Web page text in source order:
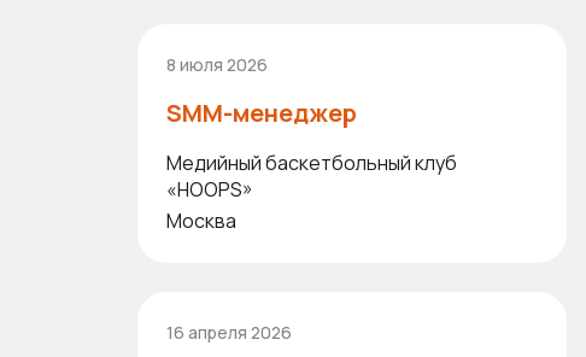
8 июля 2026
SMM-менеджер
Медийный баскетбольный клуб
«HOOPS»
Москва
16 апреля 2026